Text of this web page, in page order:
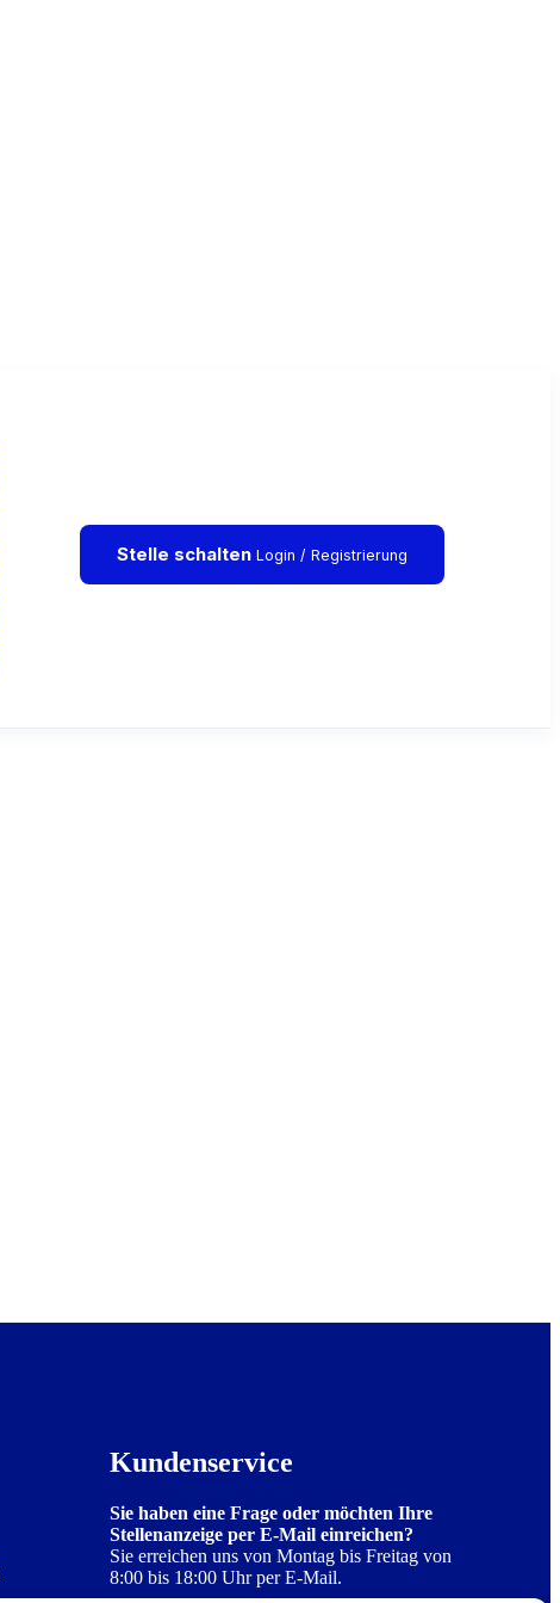
Stelle schalten Login / Registrierung
Kundenservice
Sie haben eine Frage oder möchten Ihre
Stellenanzeige per E-Mail einreichen?
Sie erreichen uns von Montag bis Freitag von
8:00 bis 18:00 Uhr per E-Mail.